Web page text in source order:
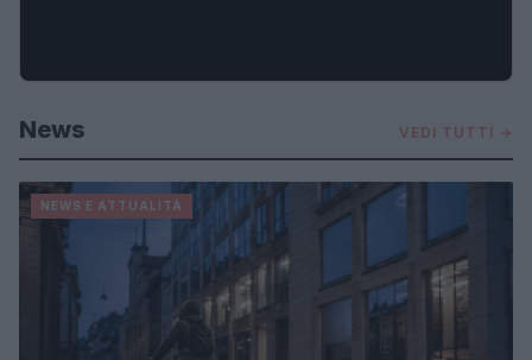
News VEDI TUTTI →
NEWS E ATTUALITÀ